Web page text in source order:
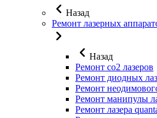
Назад
Ремонт лазерных
Назад
Ремонт co2 лазеров
Ремонт диодных
Ремонт
Ремонт манипулы
Ремонт лазера